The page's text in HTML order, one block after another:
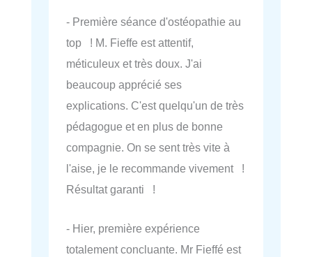
- Première séance d'ostéopathie au
top ! M. Fieffe est attentif,
méticuleux et très doux. J'ai
beaucoup apprécié ses
explications. C'est quelqu'un de très
pédagogue et en plus de bonne
compagnie. On se sent très vite à
l'aise, je le recommande vivement !
Résultat garanti !
- Hier, première expérience
totalement concluante. Mr Fieffé est